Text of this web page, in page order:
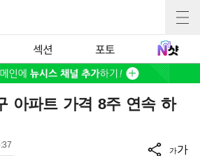
섹션 포토
아파트 가격 8주 연속 하
가가